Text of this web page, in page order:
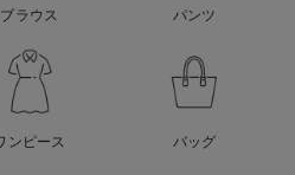
ブラウス パンツ
ンピース バッグ